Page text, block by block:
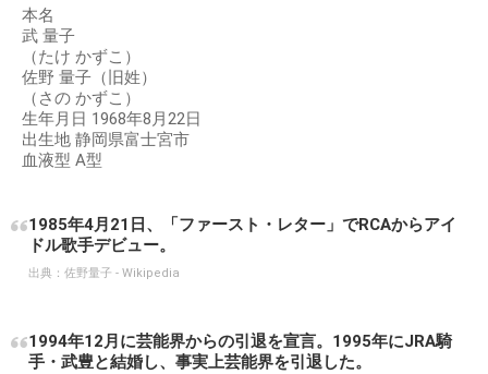
本名
武 量子
（たけ かずこ）
佐野 量子（旧姓）
（さの かずこ）
生年月日 1968年8月22日
出生地 静岡県富士宮市
血液型 A型
1985年4月21日、「ファースト・レター」でRCAからアイ
ドル歌手デビュー。
出典： 佐野量子 - Wikipedia
1994年12月に芸能界からの引退を宣言。1995年にJRA騎
手・武豊と結婚し、事実上芸能界を引退した。